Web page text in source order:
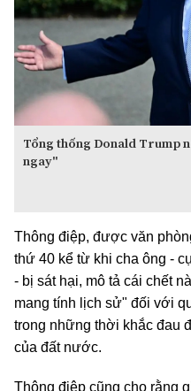
Tổng thống Donald Trump
ngay"
Thông điệp, được văn
thứ 40 kể từ khi cha ông -
- bị sát hại, mô tả cái chết
mang tính lịch sử" đối với
trong những thời khắc đau
của đất nước.
Thông điệp cũng cho rằng